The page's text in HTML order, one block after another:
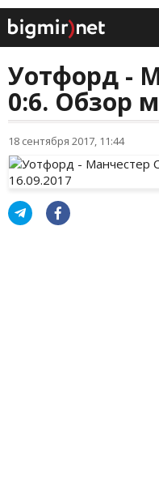
Уотфорд -
0:6. Обзор
18 сентября 2017, 11:44